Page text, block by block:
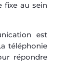
fixe au sein
est
téléphonie
répondre